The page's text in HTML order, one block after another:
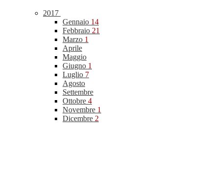
2017
Gennaio 14
Febbraio 21
Marzo 1
Aprile
Maggio
Giugno 1
Luglio 7
Agosto
Settembre
Ottobre 4
Novembre 1
Dicembre 2